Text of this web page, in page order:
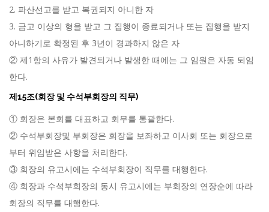
2. 파산선고를 받고 복권되지 아니한 자
3. 금고 이상의 형을 받고 그 집행이 종료되거나 또는 집행을 받지
아니하기로 확정된 후 3년이 경과하지 않은 자
② 제1항의 사유가 발견되거나 발생한 때에는 그 임원은 자동 퇴임
한다.
제15조(회장 및 수석부회장의 직무)
① 회장은 본회를 대표하고 회무를 통괄한다.
② 수석부회장및 부회장은 회장을 보좌하고 이사회 또는 회장으로
부터 위임받은 사항을 처리한다.
③ 회장의 유고시에는 수석부회장이 직무를 대행한다.
④ 회장과 수석부회장의 동시 유고시에는 부회장의 연장순에 따라
회장의 직무를 대행한다.